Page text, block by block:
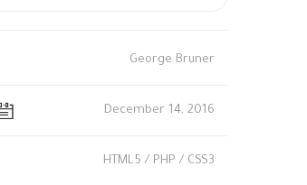
George Bruner
December 14, 2016
HTML5 / PHP / CSS3